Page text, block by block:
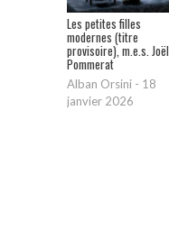
Les petites filles
modernes (titre
provisoire), m.e.s. Joël
Pommerat
Alban Orsini - 18
janvier 2026